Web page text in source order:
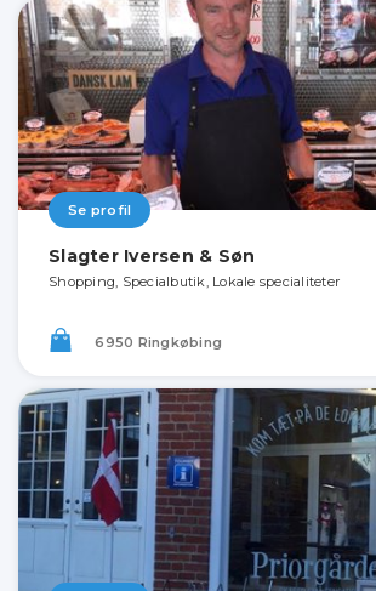
Se profil
Slagter Iversen & Søn
Shopping, Specialbutik, Lokale specialiteter
6950 Ringkøbing